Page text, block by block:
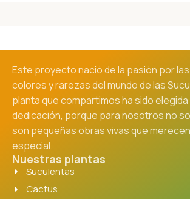
Este proyecto nació de la pasión por
colores y rarezas del mundo de las
planta que compartimos ha sido elegida
dedicación, porque para nosotros no
son pequeñas obras vivas que
especial.
Nuestras plantas
Suculentas
Cactus